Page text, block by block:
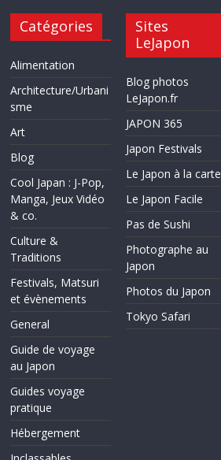
Catégories
Alimentation
Architecture/Urbani
sme
Art
Blog
Cool Japan : J-Pop,
Manga, Jeux Vidéo
& co.
Culture &
Traditions
Festivals, Matsuri
et évènements
General
Guide de voyage
au Japon
Guides voyage
pratique
Hébergement
Sites
LeJapon
Blog photos
LeJapon.fr
JAPON 365
Japon Festivals
Le Japon à la carte
Le Japon Facile
Pas de Sushi
Photographe au
Japon
Photos du Japon
Tokyo Safari